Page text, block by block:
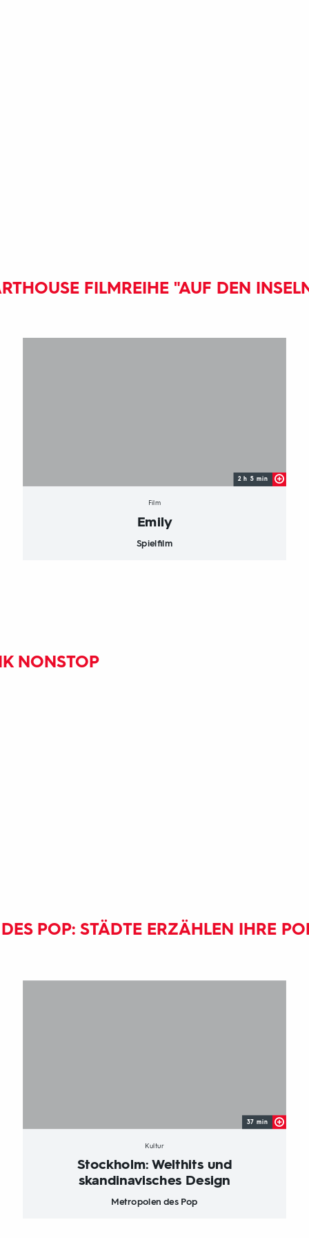
FILMREIHE "AUF DEN
2 h 5 min
Film
Emily
Spielfilm
NONSTOP
POP: STÄDTE ERZÄHLEN IHRE
37 min
Kultur
Stockholm: Welthits und
skandinavisches Design
Metropolen des Pop